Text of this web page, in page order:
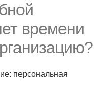
времени
персональная